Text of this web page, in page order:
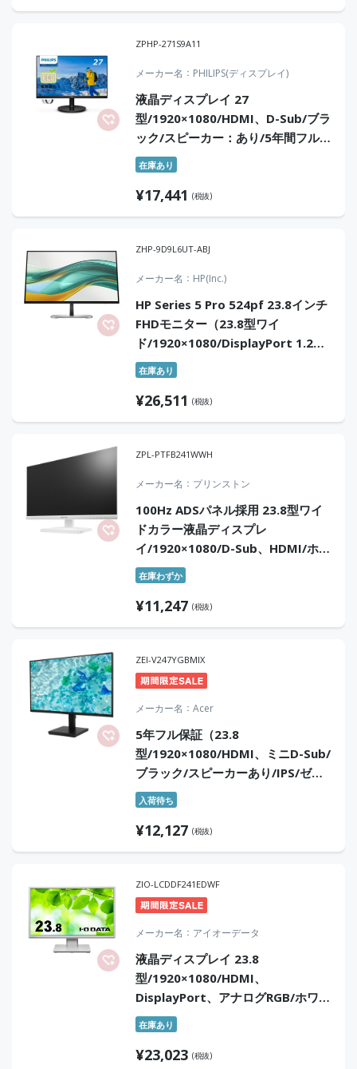
ZPHP-271S9A11
メーカー名 PHILIPS(ディスプレイ)
液晶ディスプレイ 27
型/1920×1080/HDMI、D-Sub/ブラ
ック/スピーカー：あり/5年間フル保
証/省資源化パッケージ
在庫あり
¥17,441 (税抜)
ZHP-9D9L6UT-ABJ
メーカー名 HP(Inc.)
HP Series 5 Pro 524pf 23.8インチ
FHDモニター（23.8型ワイ
ド/1920×1080/DisplayPort 1.2、
HDMI 1.4/ブラック/スピーカー：無
し/3年間保証）
在庫あり
¥26,511 (税抜)
ZPL-PTFB241WWH
メーカー名 プリンストン
100Hz ADSパネル採用 23.8型ワイ
ドカラー液晶ディスプレ
イ/1920×1080/D-Sub、HDMI/ホワ
イト/スピーカー：あり
在庫わずか
¥11,247 (税抜)
ZEI-V247YGBMIX
メーカー名 Acer
5年フル保証（23.8
型/1920×1080/HDMI、ミニD-Sub/
ブラック/スピーカーあり/IPS/ゼロ
フレーム/HDMIケーブル付/AMD
FreeSync/5年センドバック保証）
入荷待ち
¥12,127 (税抜)
ZIO-LCDDF241EDWF
メーカー名 アイオーデータ
液晶ディスプレイ 23.8
型/1920×1080/HDMI、
DisplayPort、アナログRGB/ホワイ
ト/スピーカー：あり/「5年保証」
「無輝点保証」/昇降/回転
在庫あり
¥23,023 (税抜)